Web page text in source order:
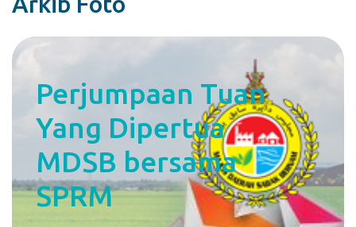
Perjumpaan Tuan
Yang Dipertua
MDSB bersama
SPRM